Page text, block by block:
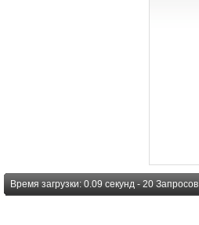
Время загрузки: 0.09 секунд - 20 Запросов